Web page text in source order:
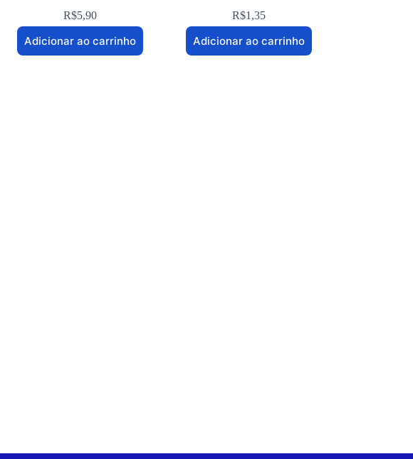
R$5,90
Adicionar ao carrinho
R$1,35
Adicionar ao carrinho